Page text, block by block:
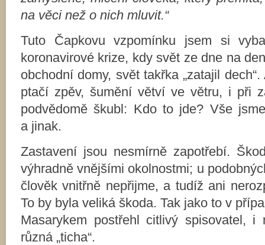
na věci než o nich mluvit.“
Tuto Čapkovu vzpomínku jsem si
koronavirové krize, kdy svět ze dne na
obchodní domy, svět takřka „zatajil
ptačí zpěv, šumění větví ve větru, i při
podvědomě škubl: Kdo to jde? Vše
a jinak.
Zastavení jsou nesmírně zapotřebí.
výhradně vnějšími okolnostmi; u
člověk vnitřně nepřijme, a tudíž ani
To by byla veliká škoda. Tak jako to v
Masarykem postřehl citlivý spisovatel, i
různá „ticha“.